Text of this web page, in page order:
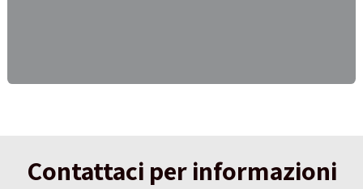
Contattaci per informazioni